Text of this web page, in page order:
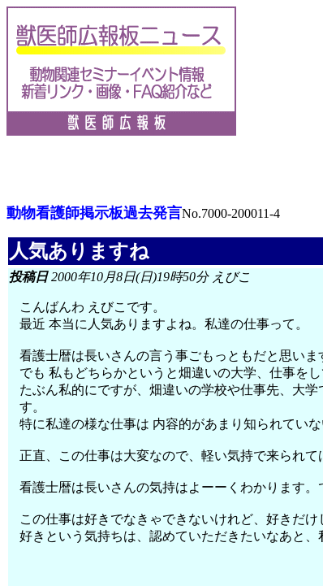
動物看護師掲示板過去発言No.7000-200011-4
人気ありますね
投稿日2000年10月8日(日)19時50分 えびこ
こんばんわ えびこです。
最近 本当に人気ありますよね。私達の仕事って。
看護士暦は長いさんの言う事ごもっともだと思いま
でも 私もどちらかというと畑違いの大学、仕事を
たぶん私的にですが、畑違いの学校や仕事先、大
す。
特に私達の様な仕事は 内容的があまり知られてい
正直、この仕事は大変なので、軽い気持で来られ
看護士暦は長いさんの気持はよーーくわかります
この仕事は好きでなきゃできないけれど、好きだけ
好きという気持ちは、認めていただきたいなあと、